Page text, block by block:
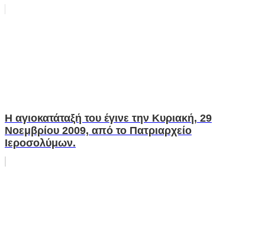
Η αγιοκατάταξή του έγινε την Κυριακή, 29
Νοεμβρίου 2009, από το Πατριαρχείο
Ιεροσολύμων.